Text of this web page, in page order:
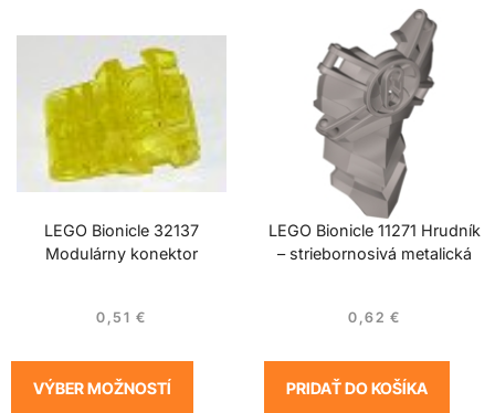
LEGO Bionicle 32137
Modulárny konektor
0,51 €
VÝBER MOŽNOSTÍ
LEGO Bionicle 11271 Hrudník
– striebornosivá metalická
0,62 €
PRIDAŤ DO KOŠÍKA